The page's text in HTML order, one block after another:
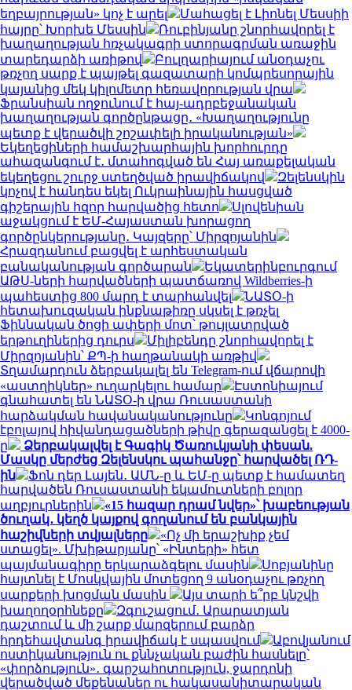
եղբայրության» կոչ է արել
Մահացել է Լիոնել Մեսսիի
հայրը՝ Խորխե Մեսսին
Ռուբինյանը շնորհավորել է
խաղաղության հռչակագրի ստորագրման առաջին
տարեդարձի առիթով
Բուլղարիայում անօդաչու
թռչող սարք է պայթել գազատարի կոմպրեսորային
կայանից մեկ կիլոմետր հեռավորության վրա
Ֆրանսիան ողջունում է հայ-ադրբեջանական
խաղաղության գործընթացը․ «Խաղաղությունը
պետք է վերածվի շոշափելի իրականության»
Եկեղեցիների համաշխարհային խորհուրդը
ահազանգում է․ մտահոգված են Հայ առաքելական
եկեղեցու շուրջ ստեղծված իրավիճակով
Զելենսկին
կոչով է հանդես եկել Ուկրաինային հասցված
գիշերային հզոր հարվածից հետո
Սլովենիան
աջակցում է ԵՄ-Հայաստան խորացող
գործընկերությանը․ Կայզերը՝ Միրզոյանին
Հրազդանում բացվել է արհեստական
բանականության գործարան
Եկատերինբուրգում
ԱԹՍ-ների հարվածների պատճառով Wildberries-ի
պահեստից 800 մարդ է տարհանվել
ՆԱՏՕ-ի
հետախուզական ինքնաթիռը սկսել է թռչել
Ֆիննական ծոցի ափերի մոտ՝ թույլատրված
երթուղիներից դուրս
Միլիբենդը շնորհավորել է
Միրզոյանին՝ ՔՊ-ի հաղթանակի առթիվ
Տղամարդուն ձերբակալել են Telegram-ում վճարովի
«աստղիկներ» ուղարկելու համար
Էստոնիայում
գնահատել են ՆԱՏՕ-ի վրա Ռուսաստանի
հարձակման հավանականությունը
Կոնգոյում
էբոլայով հիվանդացածների թիվը գերազանցել է 4000-
ը
Ձերբակալվել է Գագիկ Ծառուկյանի փեսան.
Մասկը մերժեց Զելենսկու պահանջը՝ հարվածել ՌԴ-
ին
Ֆոն դեր Լայեն․ ԱՄՆ-ը և ԵՄ-ը պետք է համատեղ
հարվածեն Ռուսաստանի եկամուտների բոլոր
աղբյուրներին
«15 հազար դրամ նվեր»՝ խաբեության
ծուղակ․ կեղծ կայքով գողանում են բանկային
հաշիվների տվյալները
«Ոչ մի երաշխիք չեմ
ստացել». Մխիթարյանը՝ «Ինտերի» հետ
պայմանագիրը երկարաձգելու մասին
Սոբյանինը
հայտնել է Մոսկվային մոտեցող 9 անօդաչու թռչող
սարքերի խոցման մասին
Այս տարի ե՞րբ կնշվի
խաղողօրհնեքը
Զգուշացում․ Արարատյան
դաշտում և մի շարք մարզերում բարձր
հրդեհավտանգ իրավիճակ է սպասվում
Աբովյանում
ոստիկանություն ու քննչական բաժին հասնելը՝
«փորձություն»․ գարշահոտություն, ջարդոնի
վերածված մեքենաներ ու հակասանիտարական